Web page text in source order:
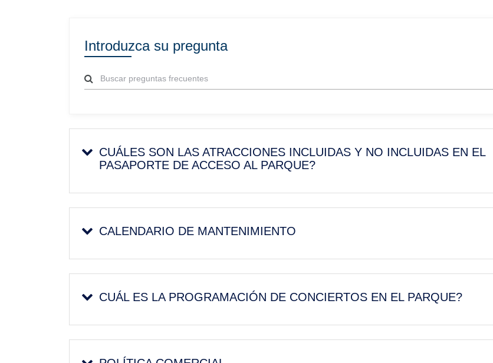
Introduzca su pregunta
CUÁLES SON LAS ATRACCIONES INCLUIDAS Y NO INCLUIDAS EN EL
PASAPORTE DE ACCESO AL PARQUE?
CALENDARIO DE MANTENIMIENTO
CUÁL ES LA PROGRAMACIÓN DE CONCIERTOS EN EL PARQUE?